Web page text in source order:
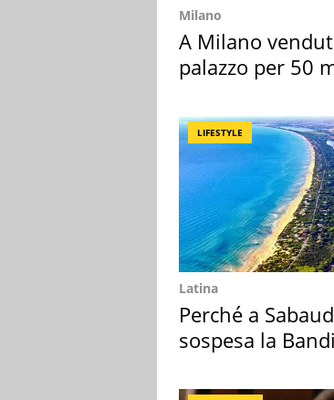
Milano
A Milano
palazzo per 50
LIFESTYLE
Latina
Perché a
sospesa la